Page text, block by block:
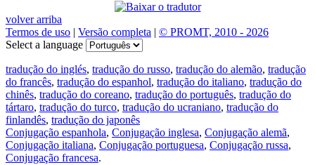
volver arriba
Termos de uso | Versão completa | © PROMT, 2010 - 2026
Select a language
tradução do inglés, tradução do russo, tradução do alemão, tradução
do francês, tradução do espanhol, tradução do italiano, tradução do
chinês, tradução do coreano, tradução do português, tradução do
tártaro, tradução do turco, tradução do ucraniano, tradução do
finlandês, tradução do japonês
Conjugação espanhola, Conjugação inglesa, Conjugação alemã,
Conjugação italiana, Conjugação portuguesa, Conjugação russa,
Conjugação francesa.